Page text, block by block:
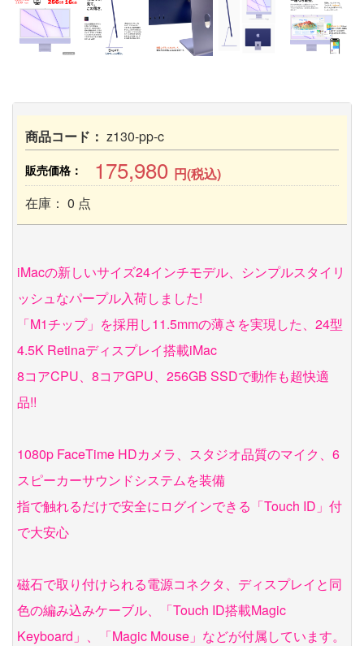
商品コード： z130-pp-c
販売価格： 175,980 円(税込)
在庫： 0 点
iMacの新しいサイズ24インチモデル、シンプルスタイリ
ッシュなパープル入荷しました!
「M1チップ」を採用し11.5mmの薄さを実現した、24型
4.5K Retinaディスプレイ搭載iMac
8コアCPU、8コアGPU、256GB SSDで動作も超快適
品!!
1080p FaceTime HDカメラ、スタジオ品質のマイク、6
スピーカーサウンドシステムを装備
指で触れるだけで安全にログインできる「Touch ID」付
で大安心
磁石で取り付けられる電源コネクタ、ディスプレイと同
色の編み込みケーブル、「Touch ID搭載Magic
Keyboard」、「Magic Mouse」などが付属しています。